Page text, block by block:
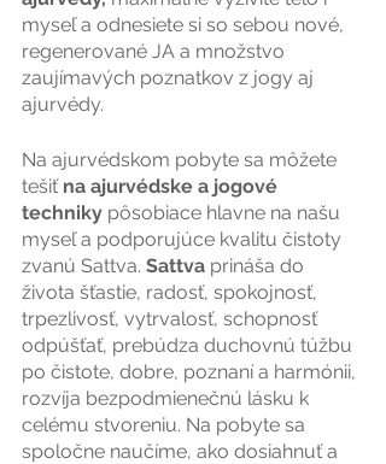
myseľ a odnesiete si so sebou nové,
regenerované JA a množstvo
zaujímavých poznatkov z jogy aj
ajurvédy.
Na ajurvédskom pobyte sa môžete
tešiť na ajurvédske a jogové
techniky pôsobiace hlavne na našu
myseľ a podporujúce kvalitu čistoty
zvanú Sattva. Sattva prináša do
života šťastie, radosť, spokojnosť,
trpezlivosť, vytrvalosť, schopnosť
odpúšťať, prebúdza duchovnú túžbu
po čistote, dobre, poznaní a harmónii,
rozvíja bezpodmienečnú lásku k
celému stvoreniu. Na pobyte sa
spoločne naučíme, ako dosiahnuť a